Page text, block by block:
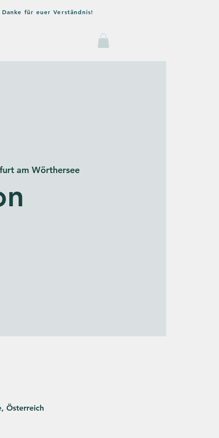
für euer Verständnis!
am Wörthersee
Österreich